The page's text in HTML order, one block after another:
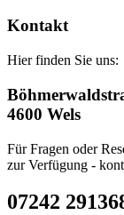
Kontakt
Hier finden Sie uns:
4600 Wels
Für Fragen oder
zur Verfügung -
07242